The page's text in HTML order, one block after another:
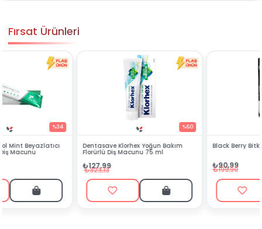
Fırsat Ürünleri
Dentasave Klorhex Yoğun Bakım
Florürlü Diş Macunu 75 ml
Black Berry Bitkisel Sprey 25 ml